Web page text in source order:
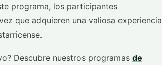
programa, los participantes
que adquieren una valiosa experiencia
Descubre nuestros programas de